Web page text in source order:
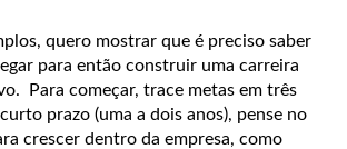
quero mostrar que é preciso saber
para então construir uma carreira
Para começar, trace metas em três
prazo (uma a dois anos), pense no
crescer dentro da empresa, como